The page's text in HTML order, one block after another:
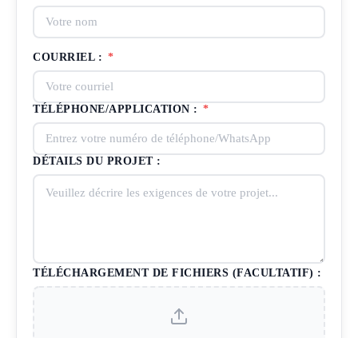
COURRIEL : *
TÉLÉPHONE/APPLICATION : *
DÉTAILS DU PROJET :
TÉLÉCHARGEMENT DE FICHIERS (FACULTATIF) :